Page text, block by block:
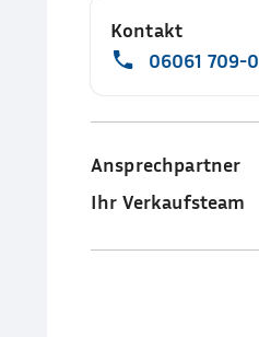
Kontakt
06061 709-0
Ansprechpartner
Ihr Verkaufsteam